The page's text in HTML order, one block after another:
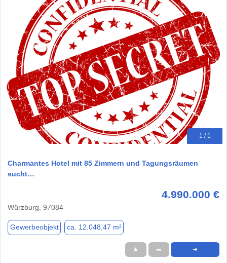
1 / 1
Charmantes Hotel mit 85 Zimmern und Tagungsräumen
sucht…
4.990.000 €
Würzburg, 97084
Gewerbeobjekt ca. 12.048,47 m²
★ ➦ ➜